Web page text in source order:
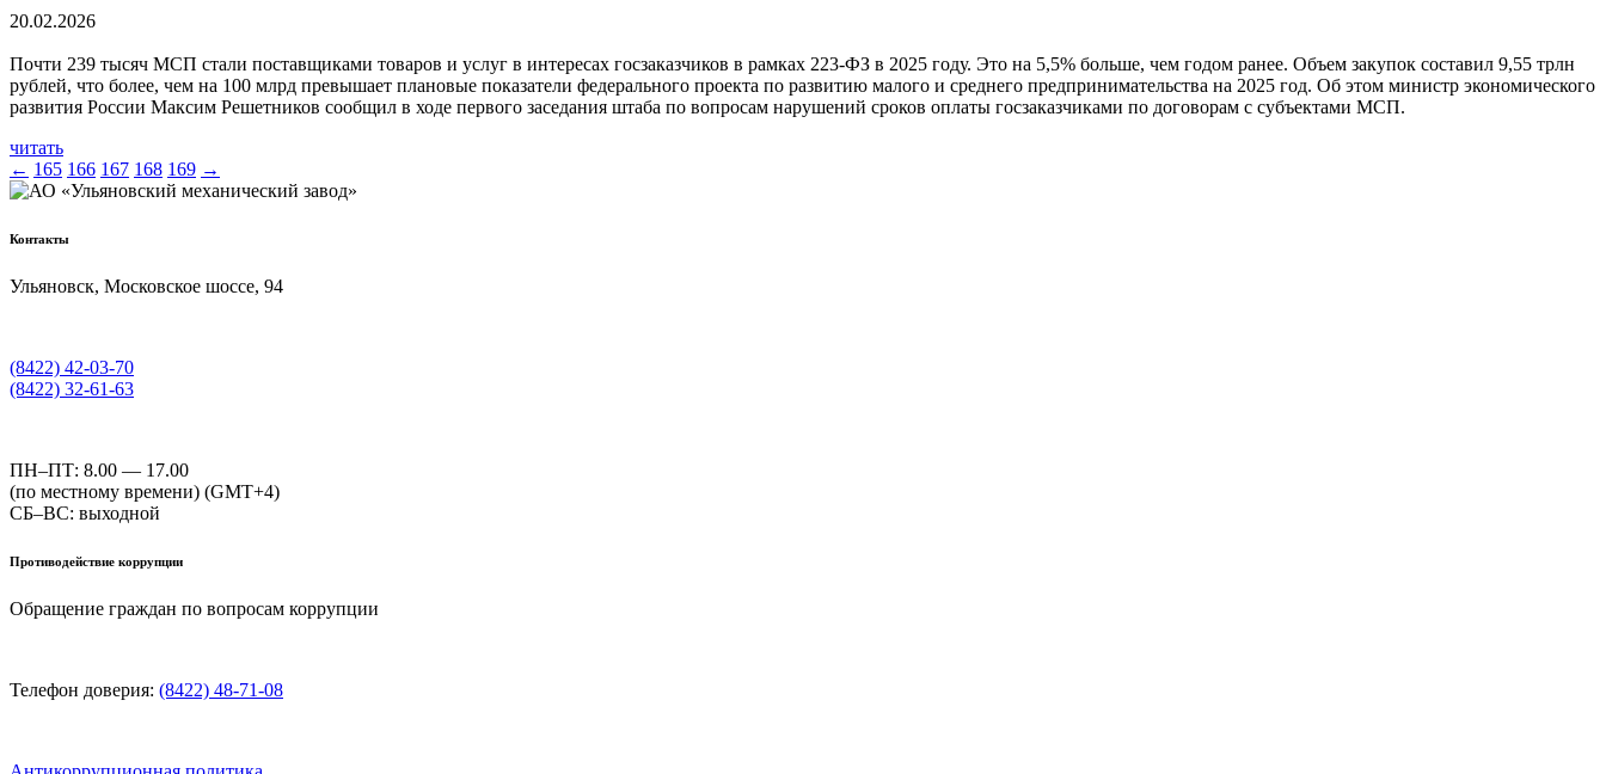
20.02.2026
Почти 239 тысяч МСП стали поставщиками товаров и услуг в интересах госзаказчиков в рамках 223-ФЗ в 2025 году. Это на 5,5% больше, чем годом ранее. Объем закупок составил 9,55 трлн
рублей, что более, чем на 100 млрд превышает плановые показатели федерального проекта по развитию малого и среднего предпринимательства на 2025 год. Об этом министр экономического
развития России Максим Решетников сообщил в ходе первого заседания штаба по вопросам нарушений сроков оплаты госзаказчиками по договорам с субъектами МСП.
читать
← 165 166 167 168 169 →
Контакты
Ульяновск, Московское шоссе, 94
(8422) 42-03-70
(8422) 32-61-63
ПН–ПТ: 8.00 — 17.00
(по местному времени) (GMT+4)
СБ–ВС: выходной
Противодействие коррупции
Обращение граждан по вопросам коррупции
Телефон доверия: (8422) 48-71-08